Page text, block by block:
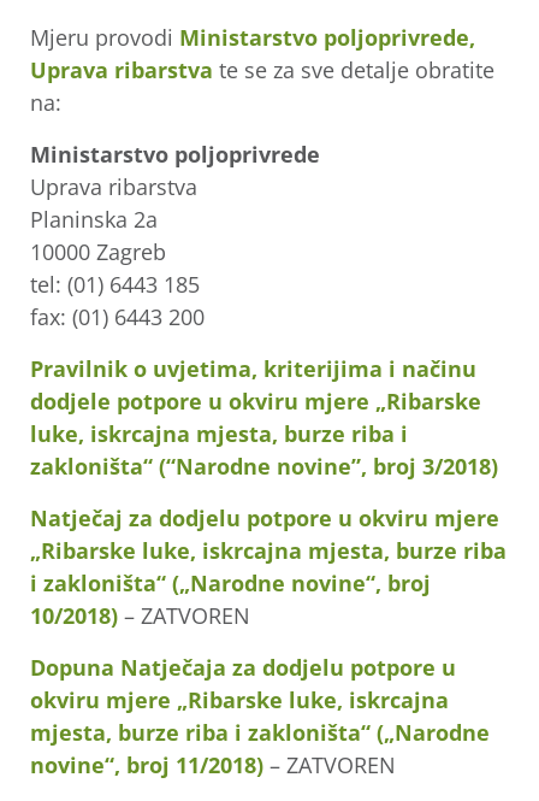
Mjeru provodi Ministarstvo poljoprivrede,
Uprava ribarstva te se za sve detalje obratite
na:
Ministarstvo poljoprivrede
Uprava ribarstva
Planinska 2a
10000 Zagreb
tel: (01) 6443 185
fax: (01) 6443 200
Pravilnik o uvjetima, kriterijima i načinu
dodjele potpore u okviru mjere „Ribarske
luke, iskrcajna mjesta, burze riba i
zakloništa“ (“Narodne novine”, broj 3/2018)
Natječaj za dodjelu potpore u okviru mjere
„Ribarske luke, iskrcajna mjesta, burze riba
i zakloništa“ („Narodne novine“, broj
10/2018) – ZATVOREN
Dopuna Natječaja za dodjelu potpore u
okviru mjere „Ribarske luke, iskrcajna
mjesta, burze riba i zakloništa“ („Narodne
novine“, broj 11/2018) – ZATVOREN